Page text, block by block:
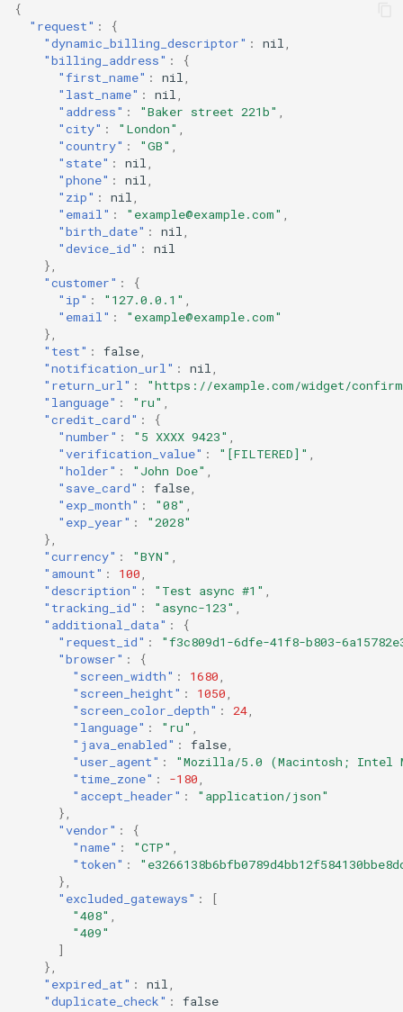
{
"request" :
{
"dynamic_billing_descriptor" : nil,
"billing_address" :
{
"first_name" : nil,
"last_name" : nil,
"address" : "Baker street 221b" ,
"city" : "London" ,
"country" : "GB" ,
"state" : nil,
"phone" : nil,
"zip" : nil,
"email" : "example@example.com" ,
"birth_date" : nil,
"device_id" : nil
},
"customer" :
{
"ip" : "127.0.0.1" ,
"email" :
"example@example.com"
},
"test" : false,
"notification_url" : nil,
"return_url" :
"https://example.com/widget/
"language" : "ru" ,
"credit_card" :
{
"number" : "5 XXXX 9423" ,
"verification_value" : "[FILTERED]" ,
"holder" : "John Doe" ,
"save_card" : false,
"exp_month" : "08" ,
"exp_year" :
"2028"
},
"currency" : "BYN" ,
"amount" : 100,
"description" : "Test async #1" ,
"tracking_id" : "async-123" ,
"additional_data" :
{
"request_id" :
"f3c809d1-6dfe-41f8-b803-
"browser" :
{
"screen_width" : 1680,
"screen_height" : 1050,
"screen_color_depth" : 24,
"language" : "ru" ,
"java_enabled" : false,
"user_agent" :
"Mozilla/5.0 (Macintosh; Intel
"time_zone" : -180,
"accept_header" :
"application/json"
},
"vendor" :
{
"name" : "CTP" ,
"token" :
},
"excluded_gateways" :
[
"408" ,
"409"
]
},
"expired_at" : nil,
"duplicate_check" :
false